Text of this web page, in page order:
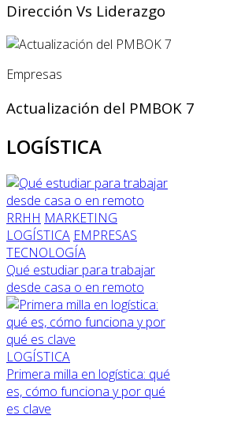
Dirección Vs Liderazgo
Empresas
Actualización del PMBOK 7
LOGÍSTICA
RRHH MARKETING
LOGÍSTICA EMPRESAS
TECNOLOGÍA
Qué estudiar para trabajar
desde casa o en remoto
LOGÍSTICA
Primera milla en logística: qué
es, cómo funciona y por qué
es clave